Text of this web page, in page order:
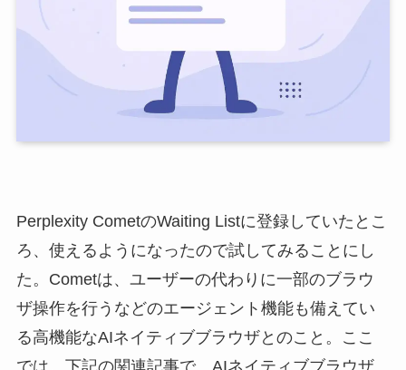
Perplexity CometのWaiting Listに登録していたとこ
ろ、使えるようになったので試してみることにし
た。Cometは、ユーザーの代わりに一部のブラウ
ザ操作を行うなどのエージェント機能も備えてい
る高機能なAIネイティブブラウザとのこと。ここ